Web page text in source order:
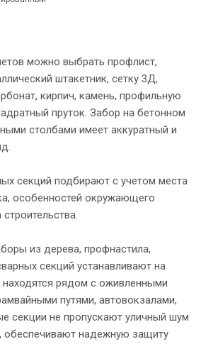
можно выбрать профлист,
штакетник, сетку 3Д,
кирпич, камень, профильную
пруток. Забор на бетонном
столбами имеет аккуратный и
секций подбирают с учетом места
особенностей окружающего
из дерева, профнастила,
секций устанавливают на
находятся рядом с оживленными
путями, автовокзалами,
секции не пропускают уличный шум
обеспечивают надежную защиту